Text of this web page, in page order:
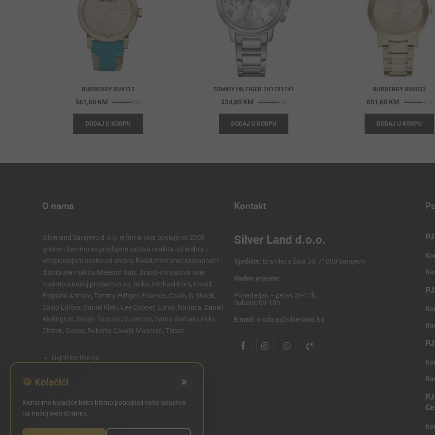
BURBERRY BU9112
624,00KM
price
624,00 KM.
561,60 KM
price
561,60 KM.
DODAJ U KORPU
TOMMY HILFIGER TH1781741
372,00KM
price
372,00 KM.
334,80 KM
price
334,80 KM.
DODAJ U KORPU
BURBERRY BU9033
724,00KM
651,60 KM
DODAJ U KORPU
O nama
Silverland Sarajevo d.o.o. je firma koja posluje od 2008
godine i bavimo se prodajom satova i nakita od srebra i
veleprodajom nakita od srebra.Ekskluzivni smo zastupnici i
distributeri nakita Maestro Italy. Brand-ovi satova koje
nudimo u našoj prodavnici su, Seiko, Michael Kors, Fossil, ,
Emporio Armani, Tommy Hilfiger, Essence, Casio, G-Shock,
Casio Edifice, Dainel Klein, Lee Cooper, Lorus ,Nautica, Daniel
Wellington, Sergio Tacchini,Quantum, Santa Barbara Polo,
Citizen, Guess, Roberto Cavalli, Maserati, Tissot.
Uvjeti korištenja
Politika kolačića
POSTAVKE KOLAČIĆA
Kontakt
Silver Land d.o.o.
Sjedište: Branilaca Šipa 39, 71000 Sarajevo
Radno vrijeme:
Ponedjeljak – petak 09-17h,
Subota: 09-15h
E mail: prodaja@silverland.ba
🍪 Kolačići ×
Koristimo kolačiće kako bismo poboljšali vaše iskustvo
na našoj web stranici.